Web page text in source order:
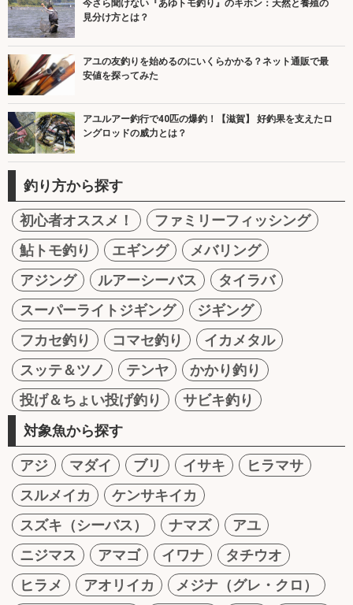
今さら聞けない『あゆトモ釣り』のキホン：天然と養殖の
見分け方とは？
アユの友釣りを始めるのにいくらかかる？ネット通販で最
安値を探ってみた
アユルアー釣行で40匹の爆釣！【滋賀】 好釣果を支えたロ
ングロッドの威力とは？
釣り方から探す
初心者オススメ！
ファミリーフィッシング
鮎トモ釣り
エギング
メバリング
アジング
ルアーシーバス
タイラバ
スーパーライトジギング
ジギング
フカセ釣り
コマセ釣り
イカメタル
スッテ＆ツノ
テンヤ
かかり釣り
投げ＆ちょい投げ釣り
サビキ釣り
対象魚から探す
アジ マダイ ブリ イサキ
ヒラマサ
スルメイカ
ケンサキイカ
スズキ（シーバス）
ナマズ
アユ
ニジマス
アマゴ イワナ
タチウオ
ヒラメ
アオリイカ
メジナ（グレ・クロ）